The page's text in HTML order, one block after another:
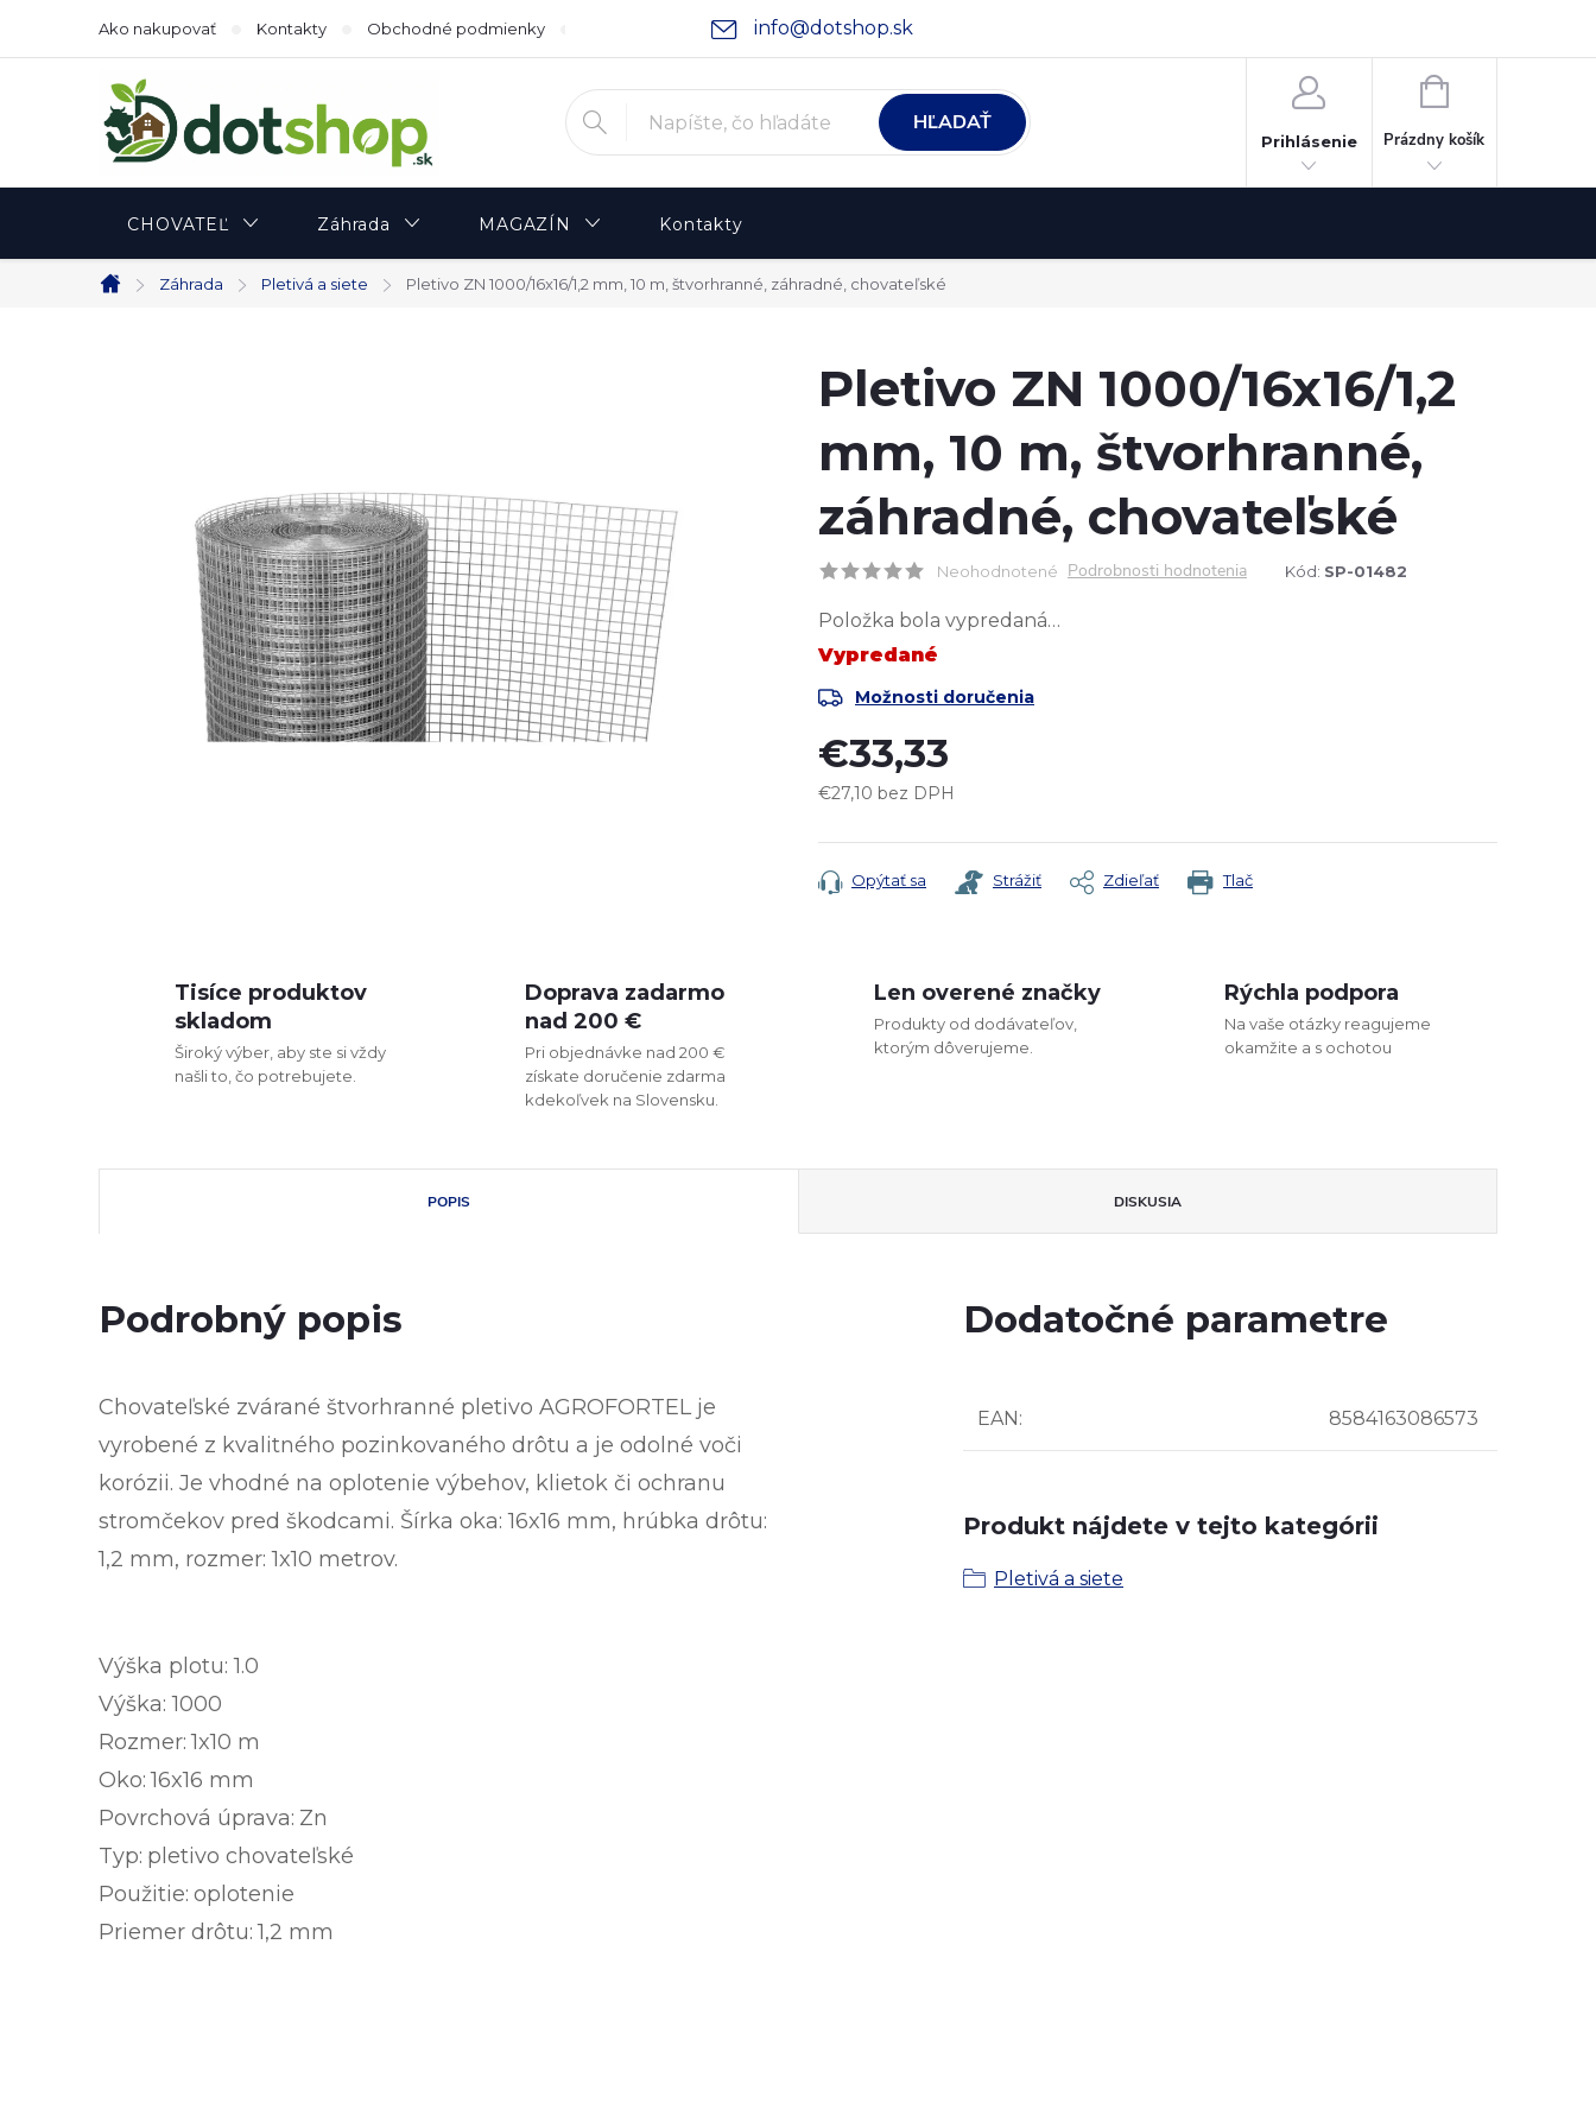
info@dotshop.sk
Ako nakupovať Kontakty Obchodné podmienky Podmienky ochrany osobných údajov
HĽADAŤ
Prihlásenie
NÁKUPNÝ
Prázdny košík
CHOVATEĽ Záhrada MAGAZÍN Kontakty
Domov
Záhrada Pletivá a siete Pletivo ZN 1000/16x16/1,2 mm, 10 m, štvorhranné, záhradné, chovateľské
Pletivo ZN 1000/16x16/1,2
mm, 10 m, štvorhranné,
záhradné, chovateľské
Neohodnotené Podrobnosti hodnotenia Kód: SP-01482
Položka bola vypredaná…
Vypredané
Možnosti doručenia
€33,33
€27,10 bez DPH
cena:
Tlač
Opýtať sa Strážiť Zdieľať
Tisíce produktov
skladom
Široký výber, aby ste si vždy
našli to, čo potrebujete.
Doprava zadarmo
nad 200 €
Pri objednávke nad 200 €
získate doručenie zdarma
kdekoľvek na Slovensku.
Len overené značky
Produkty od dodávateľov,
ktorým dôverujeme.
Rýchla podpora
Na vaše otázky reagujeme
okamžite a s ochotou
POPIS DISKUSIA
Podrobný popis
Chovateľské zvárané štvorhranné pletivo AGROFORTEL je
vyrobené z kvalitného pozinkovaného drôtu a je odolné voči
korózii. Je vhodné na oplotenie výbehov, klietok či ochranu
stromčekov pred škodcami. Šírka oka: 16x16 mm, hrúbka drôtu:
1,2 mm, rozmer: 1x10 metrov.
Výška plotu: 1.0
Výška: 1000
Rozmer: 1x10 m
Oko: 16x16 mm
Povrchová úprava: Zn
Typ: pletivo chovateľské
Použitie: oplotenie
Priemer drôtu: 1,2 mm
Dodatočné parametre
EAN: 8584163086573
Produkt nájdete v tejto kategórii
Pletivá a siete